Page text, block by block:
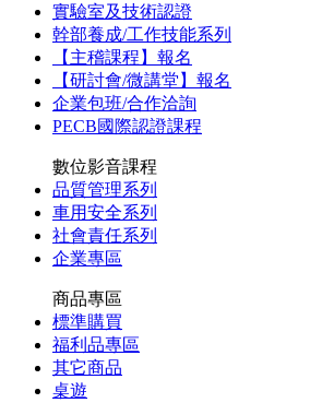
實驗室及技術認證
幹部養成/工作技能系列
【主稽課程】報名
【研討會/微講堂】報名
企業包班/合作洽詢
PECB國際認證課程
數位影音課程
品質管理系列
車用安全系列
社會責任系列
企業專區
商品專區
標準購買
福利品專區
其它商品
桌遊